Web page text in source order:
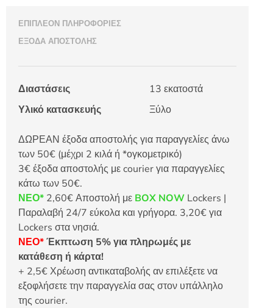
ΕΠΙΠΛΈΟΝ ΠΛΗΡΟΦΟΡΊΕΣ
ΈΞΟΔΑ ΑΠΟΣΤΟΛΉΣ
Διαστάσεις
13 εκατοστά
Υλικό κατασκευής
Ξύλο
ΔΩΡΕΑΝ έξοδα αποστολής για παραγγελίες άνω
των 50€ (μέχρι 2 κιλά ή *ογκομετρικό)
3€ έξοδα αποστολής με courier για παραγγελίες
κάτω των 50€.
ΝΕΟ* 2,60€ Αποστολή με BOX NOW Lockers |
Παραλαβή 24/7 εύκολα και γρήγορα. 3,20€ για
Lockers στα νησιά.
ΝΕΟ*Έκπτωση 5% για πληρωμές με
κατάθεση ή κάρτα!
+ 2,5€ Χρέωση αντικαταβολής αν επιλέξετε να
εξοφλήσετε την παραγγελία σας στον υπάλληλο
της courier.